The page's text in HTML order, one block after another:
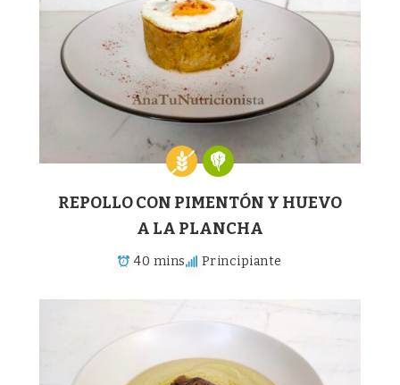
REPOLLO CON PIMENTÓN Y HUEVO
A LA PLANCHA
40 mins Principiante